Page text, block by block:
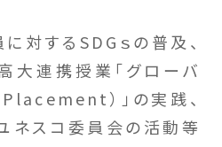
対するSDGｓの普及、
大連携授業「グローバ
）」の実践、
ネスコ委員会の活動等